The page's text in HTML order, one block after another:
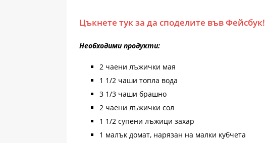
Цъкнете тук за да споделите във Фейсбук!
Необходими продукти:
2 чаени лъжички мая
1 1/2 чаши топла вода
3 1/3 чаши брашно
2 чаени лъжички сол
1 1/2 супени лъжици захар
1 малък домат, нарязан на малки кубчета